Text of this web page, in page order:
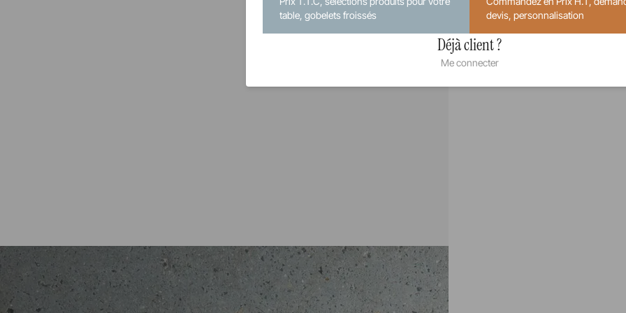
table, gobelets froissés
devis, personnalisation
Déjà client ?
Me connecter